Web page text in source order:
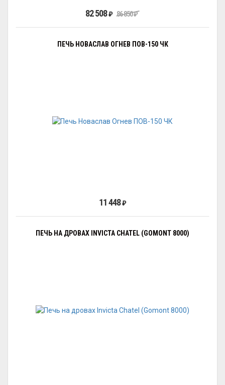
82 508₽ 86 850₽
ПЕЧЬ НОВАСЛАВ ОГНЕВ ПОВ-150 ЧК
11 448₽
ПЕЧЬ НА ДРОВАХ INVICTA CHATEL (GOMONT 8000)